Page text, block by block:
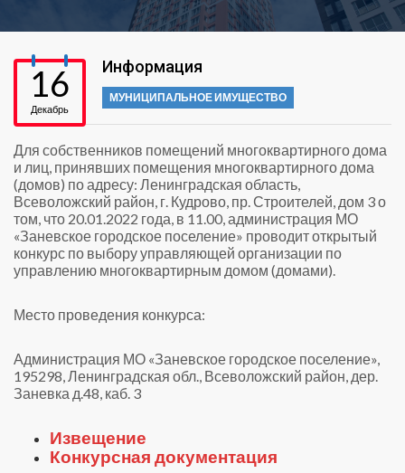
16
Декабрь
Информация
МУНИЦИПАЛЬНОЕ ИМУЩЕСТВО
Для собственников помещений многоквартирного дома
и лиц, принявших помещения многоквартирного дома
(домов) по адресу: Ленинградская область,
Всеволожский район, г. Кудрово, пр. Строителей, дом 3 о
том, что 20.01.2022 года, в 11.00, администрация МО
«Заневское городское поселение» проводит открытый
конкурс по выбору управляющей организации по
управлению многоквартирным домом (домами).
Место проведения конкурса:
Администрация МО «Заневское городское поселение»,
195298, Ленинградская обл., Всеволожский район, дер.
Заневка д.48, каб. 3
Извещение
Конкурсная документация